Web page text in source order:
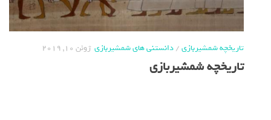
تاریخچه شمشیربازی/دانستنی های شمشیربازی ژوئن 10, 2019
تاریخچه شمشیربازی